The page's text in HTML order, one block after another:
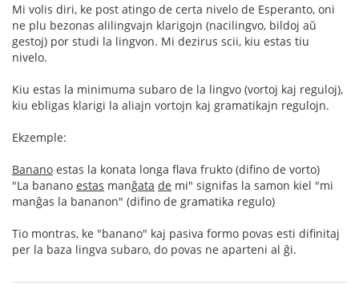
Mi volis diri, ke post atingo de certa nivelo de Esperanto, oni
ne plu bezonas alilingvajn klarigojn (nacilingvo, bildoj aŭ
gestoj) por studi la lingvon. Mi dezirus scii, kiu estas tiu
nivelo.
Kiu estas la minimuma subaro de la lingvo (vortoj kaj reguloj),
kiu ebligas klarigi la aliajn vortojn kaj gramatikajn regulojn.
Ekzemple:
Banano estas la konata longa flava frukto (difino de vorto)
"La banano estas manĝata de mi" signifas la samon kiel "mi
manĝas la bananon" (difino de gramatika regulo)
Tio montras, ke "banano" kaj pasiva formo povas esti difinitaj
per la baza lingva subaro, do povas ne aparteni al ĝi.